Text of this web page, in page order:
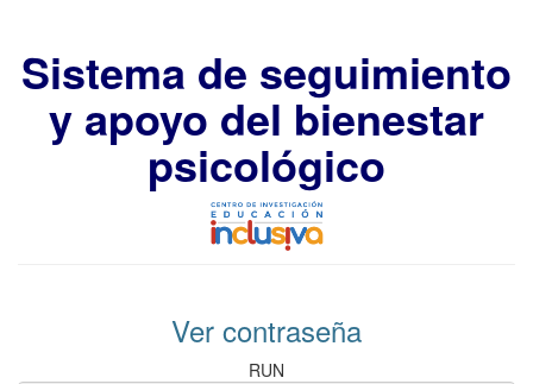
Sistema de seguimiento
y apoyo del bienestar
psicológico
Ver contraseña
RUN